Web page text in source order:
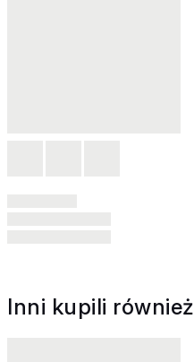
Inni kupili również